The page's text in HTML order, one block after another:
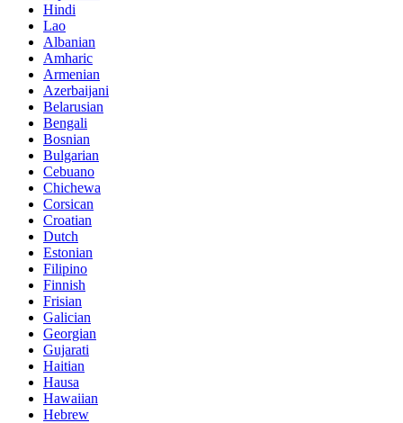
Hindi
Lao
Albanian
Amharic
Armenian
Azerbaijani
Belarusian
Bengali
Bosnian
Bulgarian
Cebuano
Chichewa
Corsican
Croatian
Dutch
Estonian
Filipino
Finnish
Frisian
Galician
Georgian
Gujarati
Haitian
Hausa
Hawaiian
Hebrew